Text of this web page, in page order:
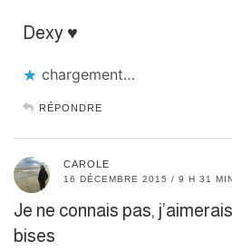
Dexy ♥︎
chargement…
RÉPONDRE
CAROLE
16 DÉCEMBRE 2015 / 9 H 31
Je ne connais pas,
bises